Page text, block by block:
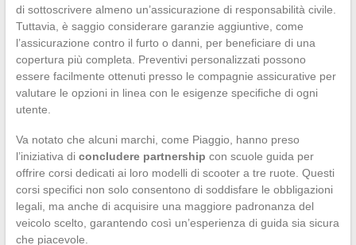
di sottoscrivere almeno un’assicurazione di responsabilità civile.
Tuttavia, è saggio considerare garanzie aggiuntive, come
l’assicurazione contro il furto o danni, per beneficiare di una
copertura più completa. Preventivi personalizzati possono
essere facilmente ottenuti presso le compagnie assicurative per
valutare le opzioni in linea con le esigenze specifiche di ogni
utente.
Va notato che alcuni marchi, come Piaggio, hanno preso
l’iniziativa di concludere partnership con scuole guida per
offrire corsi dedicati ai loro modelli di scooter a tre ruote. Questi
corsi specifici non solo consentono di soddisfare le obbligazioni
legali, ma anche di acquisire una maggiore padronanza del
veicolo scelto, garantendo così un’esperienza di guida sia sicura
che piacevole.